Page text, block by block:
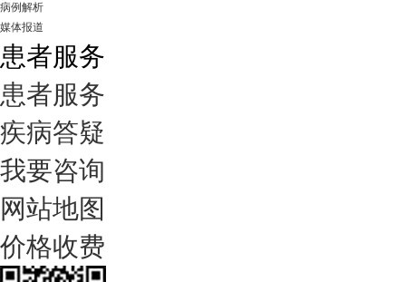
病例解析
媒体报道
患者服务
患者服务
疾病答疑
我要咨询
网站地图
价格收费